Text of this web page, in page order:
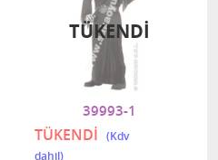
39993-1
TÜKENDİ
TÜKENDI